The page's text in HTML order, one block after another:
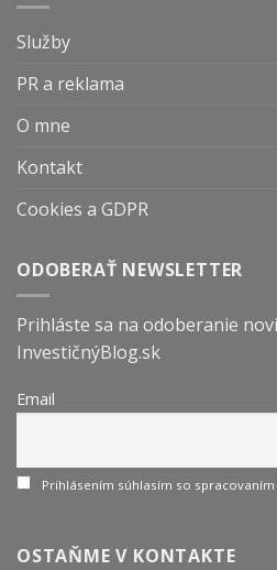
Služby
PR a reklama
O mne
Kontakt
Cookies a GDPR
ODOBERAŤ NEWSLETTER
Prihláste sa na odoberanie
InvestičnýBlog.sk
Email
Prihlásením súhlasím so
OSTAŇME V KONTAKTE